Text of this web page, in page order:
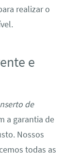
realizar o
e
de
a garantia de
Nossos
todas as